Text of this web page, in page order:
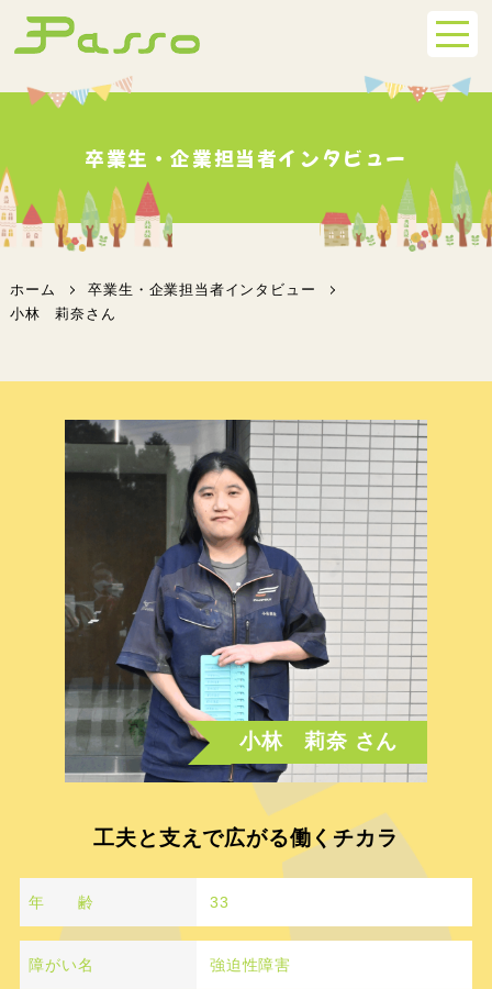
卒業生・企業担当者インタビュー
ホーム
卒業生・企業担当者インタビュー
小林 莉奈さん
工夫と支えで広がる働くチカラ
年 齢 33
障がい名 強迫性障害
小林 莉奈 さん